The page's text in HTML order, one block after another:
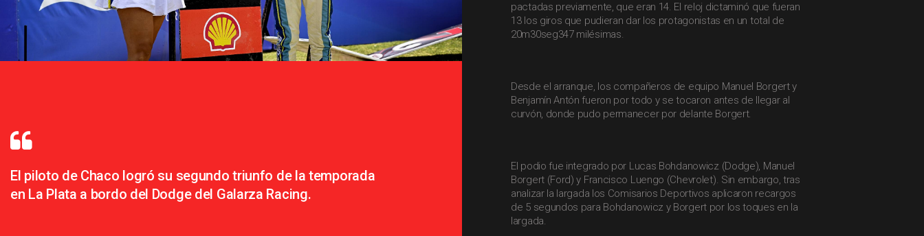
El piloto de Chaco logró su segundo triunfo de la temporada
en La Plata a bordo del Dodge del Galarza Racing.
pactadas previamente, que eran 14. El reloj dictaminó que fueran
13 los giros que pudieran dar los protagonistas en un total de
20m30seg347 milésimas.
Desde el arranque, los compañeros de equipo Manuel Borgert y
Benjamín Antón fueron por todo y se tocaron antes de llegar al
curvón, donde pudo permanecer por delante Borgert.
El podio fue integrado por Lucas Bohdanowicz (Dodge), Manuel
Borgert (Ford) y Francisco Luengo (Chevrolet). Sin embargo, tras
analizar la largada los Comisarios Deportivos aplicaron recargos
de 5 segundos para Bohdanowicz y Borgert por los toques en la
largada.